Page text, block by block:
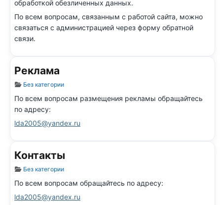
обработкой обезличенных данных.
По всем вопросам, связанным с работой сайта, можно
связаться с администрацией через форму обратной
связи.
Реклама
Информация о материале
Без категории
По всем вопросам размещения рекламы обращайтесь
по адресу:
lda2005@yandex.ru
Контакты
Информация о материале
Без категории
По всем вопросам обращайтесь по адресу:
lda2005@yandex.ru